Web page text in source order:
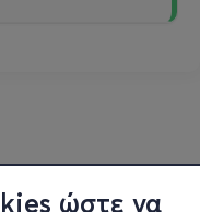
ώστε να